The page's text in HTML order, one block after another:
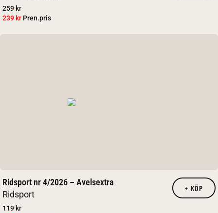
259 kr
239 kr Pren.pris
Ridsport nr 4/2026 – Avelsextra
Ridsport
119 kr
+ KÖP